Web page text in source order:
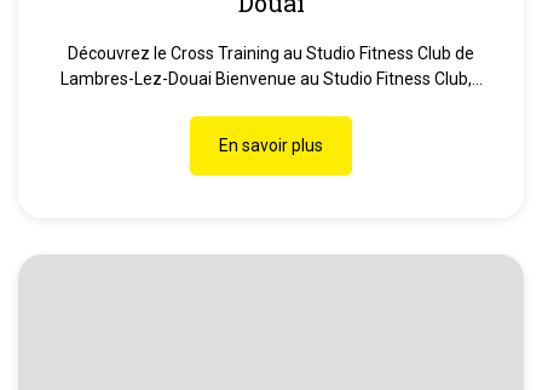
Découvrez le Cross Training au Studio Fitness Club de
Lambres-Lez-Douai Bienvenue au Studio Fitness Club,...
En savoir plus